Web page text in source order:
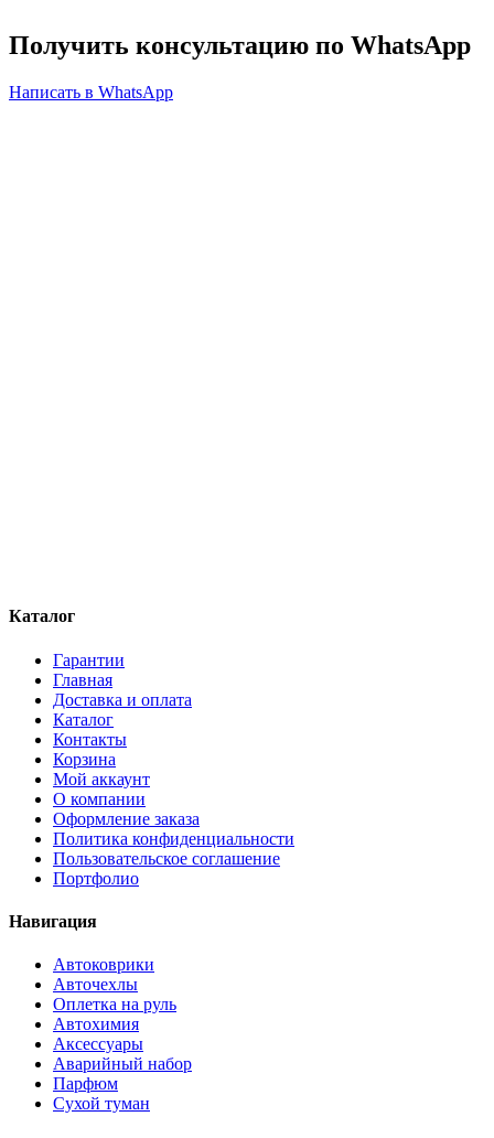
Получить консультацию по WhatsApp
Написать в WhatsApp
Каталог
Гарантии
Главная
Доставка и оплата
Каталог
Контакты
Корзина
Мой аккаунт
О компании
Оформление заказа
Политика конфиденциальности
Пользовательское соглашение
Портфолио
Навигация
Автоковрики
Авточехлы
Оплетка на руль
Автохимия
Аксессуары
Аварийный набор
Парфюм
Сухой туман